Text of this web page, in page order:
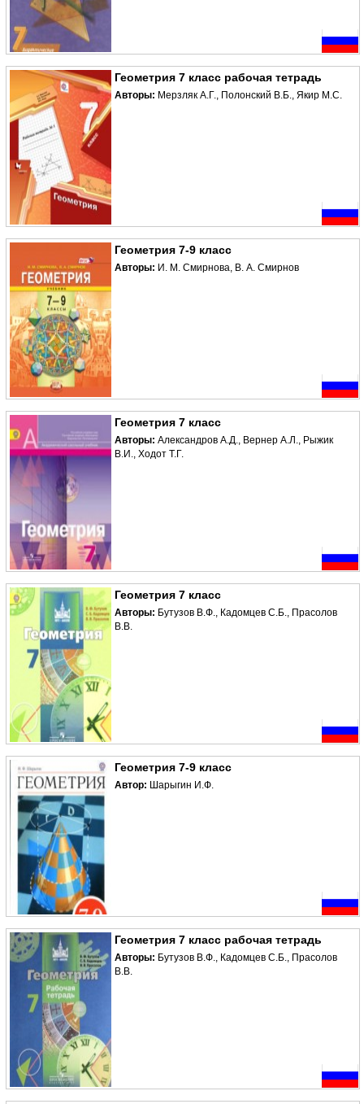
Геометрия 7 класс рабочая тетрадь
Авторы: Мерзляк А.Г., Полонский В.Б., Якир М.С.
Геометрия 7-9 класс
Авторы: И. М. Смирнова, В. А. Смирнов
Геометрия 7 класс
Авторы: Александров А.Д., Вернер А.Л., Рыжик
В.И., Ходот Т.Г.
Геометрия 7 класс
Авторы: Бутузов В.Ф., Кадомцев С.Б., Прасолов
В.В.
Геометрия 7-9 класс
Автор: Шарыгин И.Ф.
Геометрия 7 класс рабочая тетрадь
Авторы: Бутузов В.Ф., Кадомцев С.Б., Прасолов
В.В.